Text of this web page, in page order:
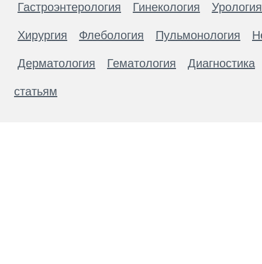
Гастроэнтерология Гинекология Урология
Хирургия Флебология Пульмонология
Дерматология Гематология Диагностика
статьям